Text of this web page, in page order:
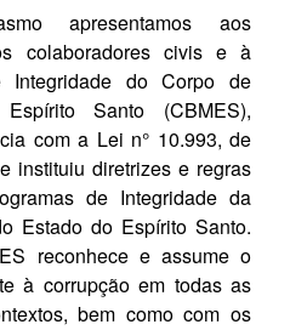
apresentamos aos
colaboradores civis e à
do Corpo de
Santo (CBMES),
com a Lei n° 10.993, de
instituiu diretrizes e regras
de Integridade da
Estado do Espírito Santo.
reconhece e assume o
à corrupção em todas as
bem como com os